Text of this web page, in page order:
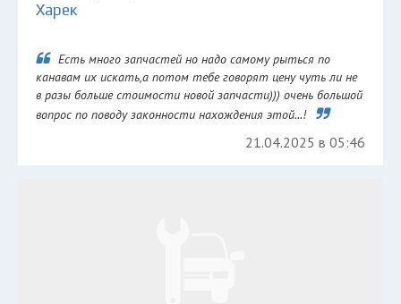
Харек
Есть много запчастей но надо самому рыться по
канавам их искать,а потом тебе говорят цену чуть ли не
в разы больше стоимости новой запчасти))) очень большой
вопрос по поводу законности нахождения этой...!
21.04.2025 в 05:46